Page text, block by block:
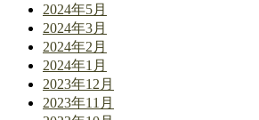
2024年5月
2024年3月
2024年2月
2024年1月
2023年12月
2023年11月